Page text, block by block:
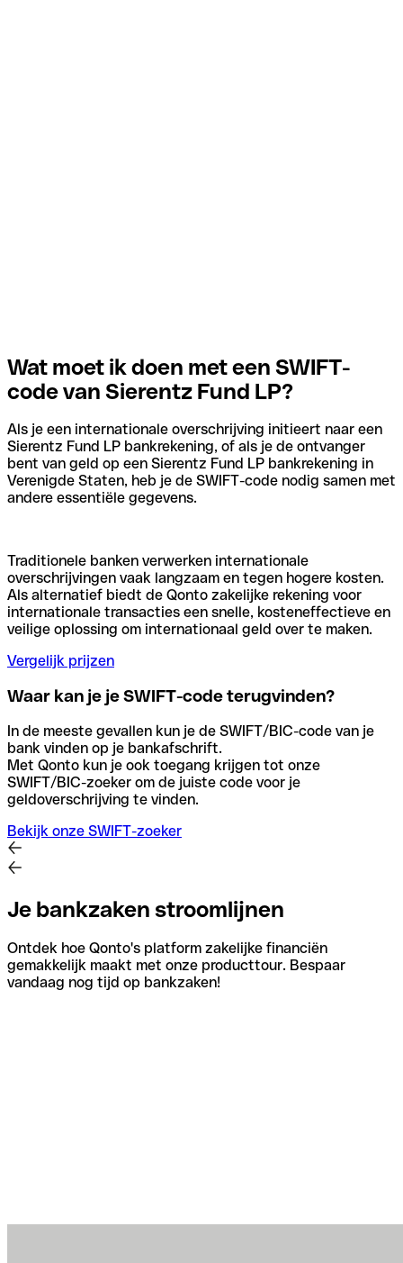
Wat moet ik doen met een SWIFT-
code van Sierentz Fund LP?
Als je een internationale overschrijving initieert naar een
Sierentz Fund LP bankrekening, of als je de ontvanger
bent van geld op een Sierentz Fund LP bankrekening in
Verenigde Staten, heb je de SWIFT-code nodig samen met
andere essentiële gegevens.
Traditionele banken verwerken internationale
overschrijvingen vaak langzaam en tegen hogere kosten.
Als alternatief biedt de Qonto zakelijke rekening voor
internationale transacties een snelle, kosteneffectieve en
veilige oplossing om internationaal geld over te maken.
Vergelijk prijzen
Waar kan je je SWIFT-code terugvinden?
In de meeste gevallen kun je de SWIFT/BIC-code van je
bank vinden op je bankafschrift.
Met Qonto kun je ook toegang krijgen tot onze
SWIFT/BIC-zoeker om de juiste code voor je
geldoverschrijving te vinden.
Bekijk onze SWIFT-zoeker
Je bankzaken stroomlijnen
Ontdek hoe Qonto's platform zakelijke financiën
gemakkelijk maakt met onze producttour. Bespaar
vandaag nog tijd op bankzaken!